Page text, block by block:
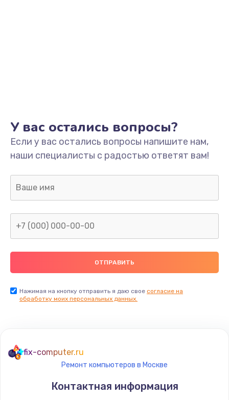
Замена разъёмов (HDMI, DVI, Дисплей порта)
495 руб.
Заказать
Замена USB порта
895 руб.
Заказать
Замена оперативной памяти
670 руб.
У вас остались вопросы?
Если у вас остались вопросы напишите нам,
наши специалисты с радостью ответят вам!
Нажимая на кнопку отправить я даю свое согласие на
обработку моих персональных данных.
fix-computer.ru
Ремонт компьютеров в Москве
Контактная информация